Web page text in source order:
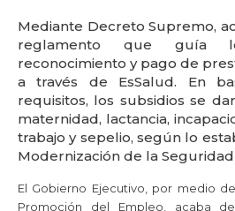
Mediante Decreto Supremo,
reglamento que guía
reconocimiento y pago de
a través de EsSalud. En
requisitos, los subsidios se
maternidad, lactancia,
trabajo y sepelio, según lo
Modernización de la Seguridad
El Gobierno Ejecutivo, por medio
Promoción del Empleo, acaba